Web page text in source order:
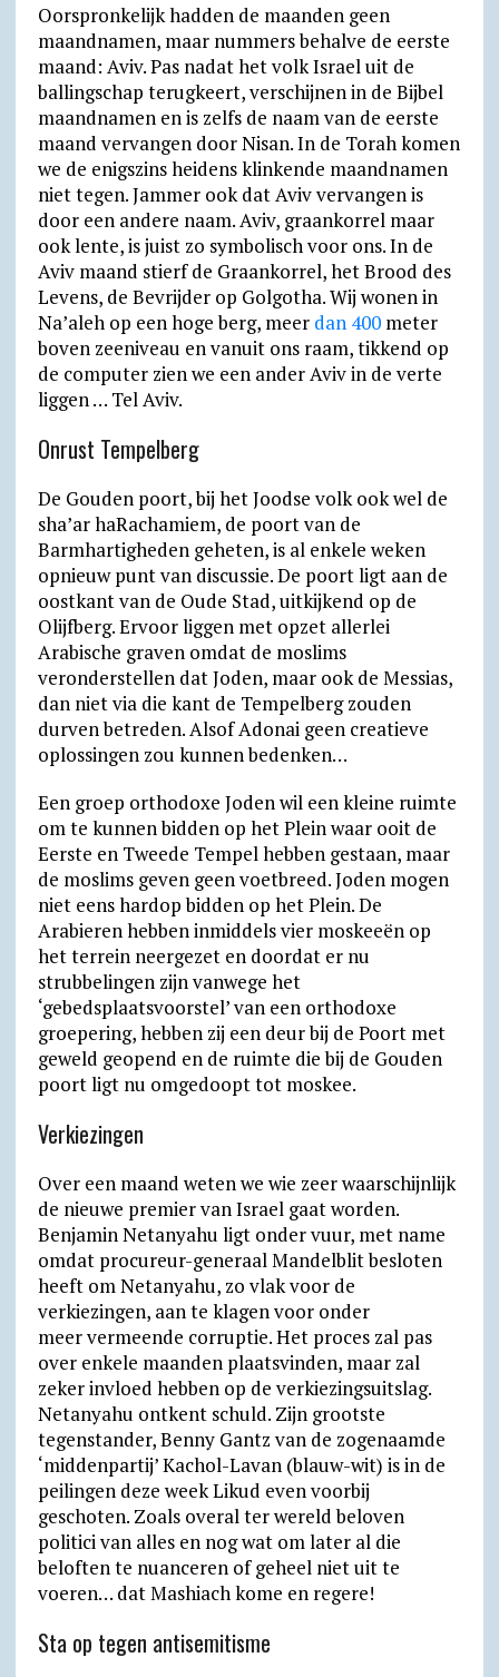
l
y
Oorspronkelijk hadden de maanden geen
maandnamen, maar nummers behalve de eerste
maand: Aviv. Pas nadat het volk Israel uit de
ballingschap terugkeert, verschijnen in de Bijbel
maandnamen en is zelfs de naam van de eerste
maand vervangen door Nisan. In de Torah komen
we de enigszins heidens klinkende maandnamen
niet tegen. Jammer ook dat Aviv vervangen is
door een andere naam. Aviv, graankorrel maar
ook lente, is juist zo symbolisch voor ons. In de
Aviv maand stierf de Graankorrel, het Brood des
Levens, de Bevrijder op Golgotha. Wij wonen in
Na’aleh op een hoge berg, meer dan 400meter
boven zeeniveau en vanuit ons raam, tikkend op
de computer zien we een ander Aviv in de verte
liggen … Tel Aviv.
Onrust Tempelberg
De Gouden poort, bij het Joodse volk ook wel de
sha’ar haRachamiem, de poort van de
Barmhartigheden geheten, is al enkele weken
opnieuw punt van discussie. De poort ligt aan de
oostkant van de Oude Stad, uitkijkend op de
Olijfberg. Ervoor liggen met opzet allerlei
Arabische graven omdat de moslims
veronderstellen dat Joden, maar ook de Messias,
dan niet via die kant de Tempelberg zouden
durven betreden. Alsof Adonai geen creatieve
oplossingen zou kunnen bedenken…
Een groep orthodoxe Joden wil een kleine ruimte
om te kunnen bidden op het Plein waar ooit de
Eerste en Tweede Tempel hebben gestaan, maar
de moslims geven geen voetbreed. Joden mogen
niet eens hardop bidden op het Plein. De
Arabieren hebben inmiddels vier moskeeën op
het terrein neergezet en doordat er nu
strubbelingen zijn vanwege het
‘gebedsplaatsvoorstel’ van een orthodoxe
groepering, hebben zij een deur bij de Poort met
geweld geopend en de ruimte die bij de Gouden
poort ligt nu omgedoopt tot moskee.
Verkiezingen
Over een maand weten we wie zeer waarschijnlijk
de nieuwe premier van Israel gaat worden.
Benjamin Netanyahu ligt onder vuur, met name
omdat procureur-generaal Mandelblit besloten
heeft om Netanyahu, zo vlak voor de
verkiezingen, aan te klagen voor onder
meer vermeende corruptie. Het proces zal pas
over enkele maanden plaatsvinden, maar zal
zeker invloed hebben op de verkiezingsuitslag.
Netanyahu ontkent schuld. Zijn grootste
tegenstander, Benny Gantz van de zogenaamde
‘middenpartij’ Kachol-Lavan (blauw-wit) is in de
peilingen deze week Likud even voorbij
geschoten. Zoals overal ter wereld beloven
politici van alles en nog wat om later al die
beloften te nuanceren of geheel niet uit te
voeren… dat Mashiach kome en regere!
Sta op tegen antisemitisme